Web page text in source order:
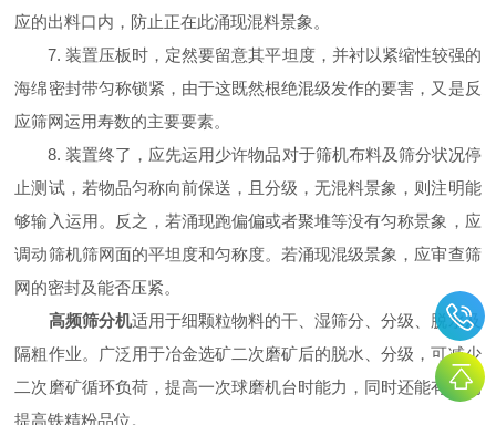
应的出料口内，防止正在此涌现混料景象。
7. 装置压板时，定然要留意其平坦度，并衬以紧缩性较强的
海绵密封带匀称锁紧，由于这既然根绝混级发作的要害，又是反
应筛网运用寿数的主要要素。
8. 装置终了，应先运用少许物品对于筛机布料及筛分状况停
止测试，若物品匀称向前保送，且分级，无混料景象，则注明能
够输入运用。反之，若涌现跑偏偏或者聚堆等没有匀称景象，应
调动筛机筛网面的平坦度和匀称度。若涌现混级景象，应审查筛
网的密封及能否压紧。
高频筛分机适用于细颗粒物料的干、湿筛分、分级、脱水及
隔粗作业。广泛用于冶金选矿二次磨矿后的脱水、分级，可减少
二次磨矿循环负荷，提高一次球磨机台时能力，同时还能有效的
提高铁精粉品位。